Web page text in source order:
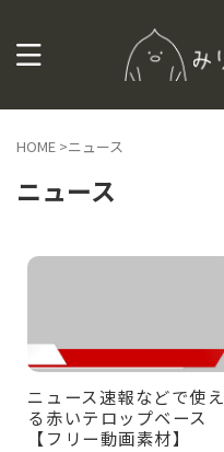
HOME >ニュース
ニュース
ニュース速報などで使え
る赤いテロップベース
【フリー動画素材】